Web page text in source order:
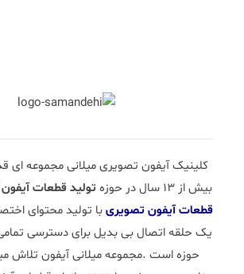
کلینیک آیفون تصویری میلانی مجموعه ای
بیش از 13 سال در حوزه
تولید قطعات
قطعات آیفون تصویریبا تولید محتوای
یک حلقه اتصال بی بدیل برای دسترسی
حوزه است .مجموعه میلانی آیفون تلاش